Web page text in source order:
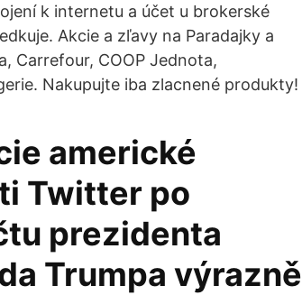
k internetu a účet u brokerské
Akcie a zľavy na Paradajky a
Carrefour, COOP Jednota,
Nakupujte iba zlacnené produkty!
americké
Twitter po
prezidenta
Trumpa výrazně